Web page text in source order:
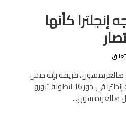
إنجلترا كأنها
هالغريمسون، فريقه بإنه جيش
خرج للانتصار، عندما يواجه إنجلترا في دور 16 لبطولة “يورو